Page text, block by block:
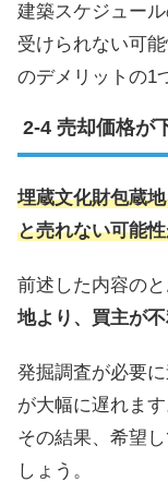
建築スケジュー
受けられない可
のデメリットの1
売却価格が
埋蔵文化財包蔵
と売れない可能
前述した内容のと
地より、買主が
発掘調査が必要
が大幅に遅れます
その結果、希望
しょう。